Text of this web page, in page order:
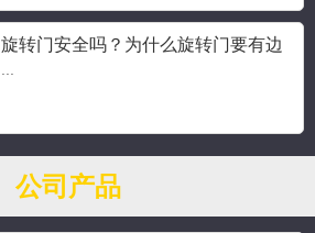
旋转门安全吗？为什么旋转门要有边
公司产品